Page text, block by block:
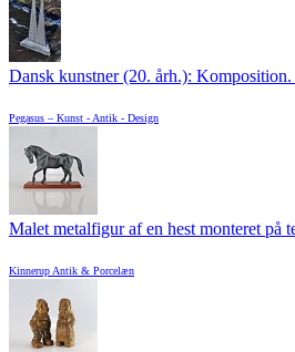
Dansk kunstner (20. årh.):
Pegasus – Kunst - Antik - Design
Malet metalfigur af en hest monteret på
Kinnerup Antik & Porcelæn